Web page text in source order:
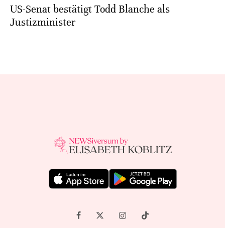
US-Senat bestätigt Todd Blanche als
Justizminister